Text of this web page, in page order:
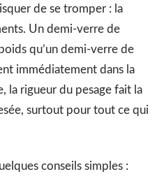
de se tromper : la
Un demi-verre de
qu’un demi-verre de
immédiatement dans la
la rigueur du pesage fait la
surtout pour tout ce qui
conseils simples :